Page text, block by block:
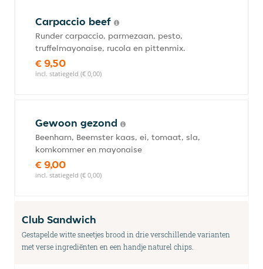
Carpaccio beef
Runder carpaccio, parmezaan, pesto,
truffelmayonaise, rucola en pittenmix.
€ 9,50
incl. statiegeld (€ 0,00)
Gewoon gezond
Beenham, Beemster kaas, ei, tomaat, sla,
komkommer en mayonaise
€ 9,00
incl. statiegeld (€ 0,00)
Club Sandwich
Gestapelde witte sneetjes brood in drie verschillende varianten
met verse ingrediënten en een handje naturel chips.